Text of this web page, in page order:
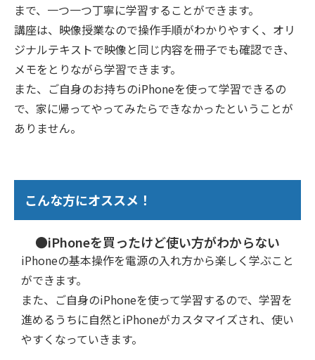
まで、一つ一つ丁寧に学習することができます。
講座は、映像授業なので操作手順がわかりやすく、オリ
ジナルテキストで映像と同じ内容を冊子でも確認でき、
メモをとりながら学習できます。
また、ご自身のお持ちのiPhoneを使って学習できるの
で、家に帰ってやってみたらできなかったということが
ありません。
こんな方にオススメ！
●iPhoneを買ったけど使い方がわからない
iPhoneの基本操作を電源の入れ方から楽しく学ぶこと
ができます。
また、ご自身のiPhoneを使って学習するので、学習を
進めるうちに自然とiPhoneがカスタマイズされ、使い
やすくなっていきます。